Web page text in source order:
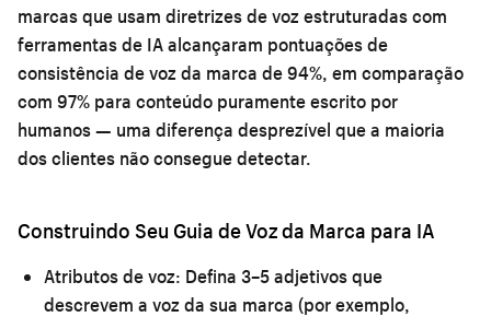
marcas que usam diretrizes de voz estruturadas com
ferramentas de IA alcançaram pontuações de
consistência de voz da marca de 94%, em comparação
com 97% para conteúdo puramente escrito por
humanos — uma diferença desprezível que a maioria
dos clientes não consegue detectar.
Construindo Seu Guia de Voz da Marca para IA
Atributos de voz: Defina 3–5 adjetivos que
descrevem a voz da sua marca (por exemplo,